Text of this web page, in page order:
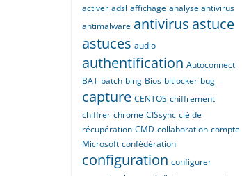
activer adsl affichage analyse antivirus
antimalware antivirus astuce
astuces audio
authentification Autoconnect
BAT batch bing Bios bitlocker bug
capture CENTOS chiffrement
chiffrer chrome CISsync clé de
récupération CMD collaboration compte
Microsoft confédération
configuration configurer